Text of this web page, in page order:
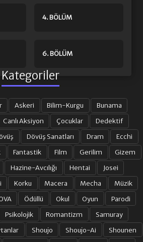
4. BÖLÜM
6. BÖLÜM
Kategoriler
Askeri Bilim-Kurgu
Bunama
Canlı Aksiyon Çocuklar
Dedektif
Dövüş Sanatları Dram
Ecchi
Fantastik Film Gerilim
Gizem
Hazine-Avcılığı Hentai
Josei
Korku Macera Mecha
Müzik
Ödüllü Okul Oyun
Parodi
Psikolojik Romantizm
Samuray
Shoujo Shoujo-Ai
Shounen